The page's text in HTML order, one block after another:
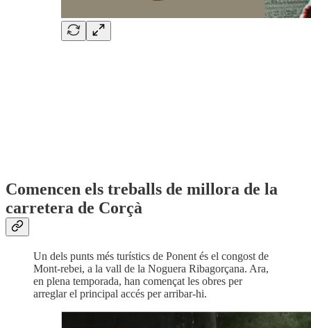
Comencen els treballs de millora de la
carretera de Corçà
Un dels punts més turístics de Ponent és el congost de
Mont-rebei, a la vall de la Noguera Ribagorçana. Ara,
en plena temporada, han començat les obres per
arreglar el principal accés per arribar-hi.